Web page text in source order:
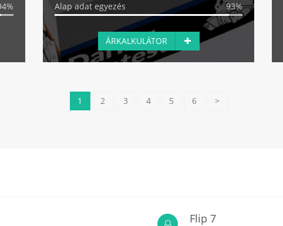
Alap adat egyezés 93%
ÁRKALKULÁTOR
1 2 3 4 5 6 >
Flip 7